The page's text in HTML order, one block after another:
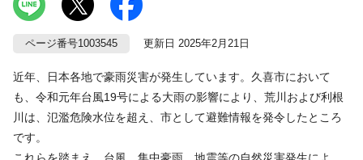
ページ番号1003545 更新日 2025年2月21日
近年、日本各地で豪雨災害が発生しています。久喜市において
も、令和元年台風19号による大雨の影響により、荒川および利根
川は、氾濫危険水位を超え、市として避難情報を発令したところ
です。